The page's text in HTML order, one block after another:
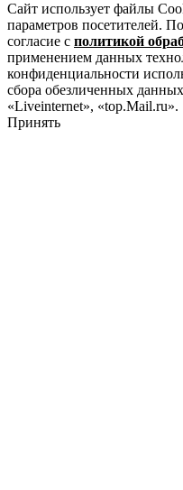
Сайт использует файлы
параметров посетителей.
согласие с политикой
применением данных
конфиденциальности
сбора обезличенных
«Liveinternet», «top.Mail.ru».
Принять